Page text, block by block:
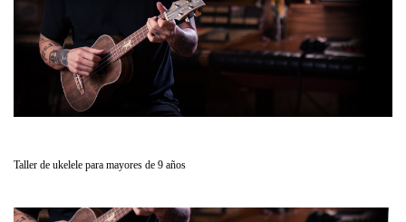
Taller de ukelele para mayores de 9 años